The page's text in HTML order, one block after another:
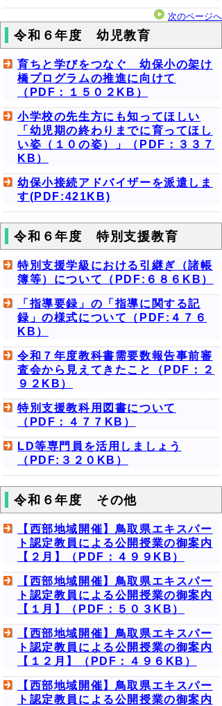
次のページへ
令和６年度 幼児教育
育ちと学びをつなぐ 幼保小の架け
橋プログラムの推進に向けて
（PDF：１５０２KB）
小学校の先生方にも知ってほしい
「幼児期の終わりまでに育ってほし
い姿（１０の姿）」（PDF：３３７
KB）
幼保小接続アドバイザーを派遣しま
す(PDF:421KB)
令和６年度 特別支援教育
特別支援学級における引継ぎ（諸帳
簿等）について（PDF:６８６KB）
「指導要録」の「指導に関する記
録」の様式について（PDF:４７６
KB）
令和７年度教科書需要数報告事前審
査会から見えてきたこと（PDF：２
９２KB）
特別支援教科用図書について
（PDF：４７７KB）
LD等専門員を活用しましょう
（PDF:３２０KB）
令和６年度 その他
【西部地域開催】鳥取県エキスパー
ト認定教員による公開授業の御案内
【２月】（PDF：４９９KB）
【西部地域開催】鳥取県エキスパー
ト認定教員による公開授業の御案内
【１月】（PDF：５０３KB）
【西部地域開催】鳥取県エキスパー
ト認定教員による公開授業の御案内
【１２月】（PDF：４９６KB）
【西部地域開催】鳥取県エキスパー
ト認定教員による公開授業の御案内